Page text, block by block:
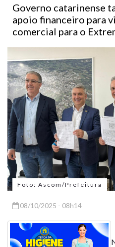
Governo catarinense
apoio financeiro para
comercial para o
Foto: Ascom/Prefeitura
08/10/2025 - 08h14